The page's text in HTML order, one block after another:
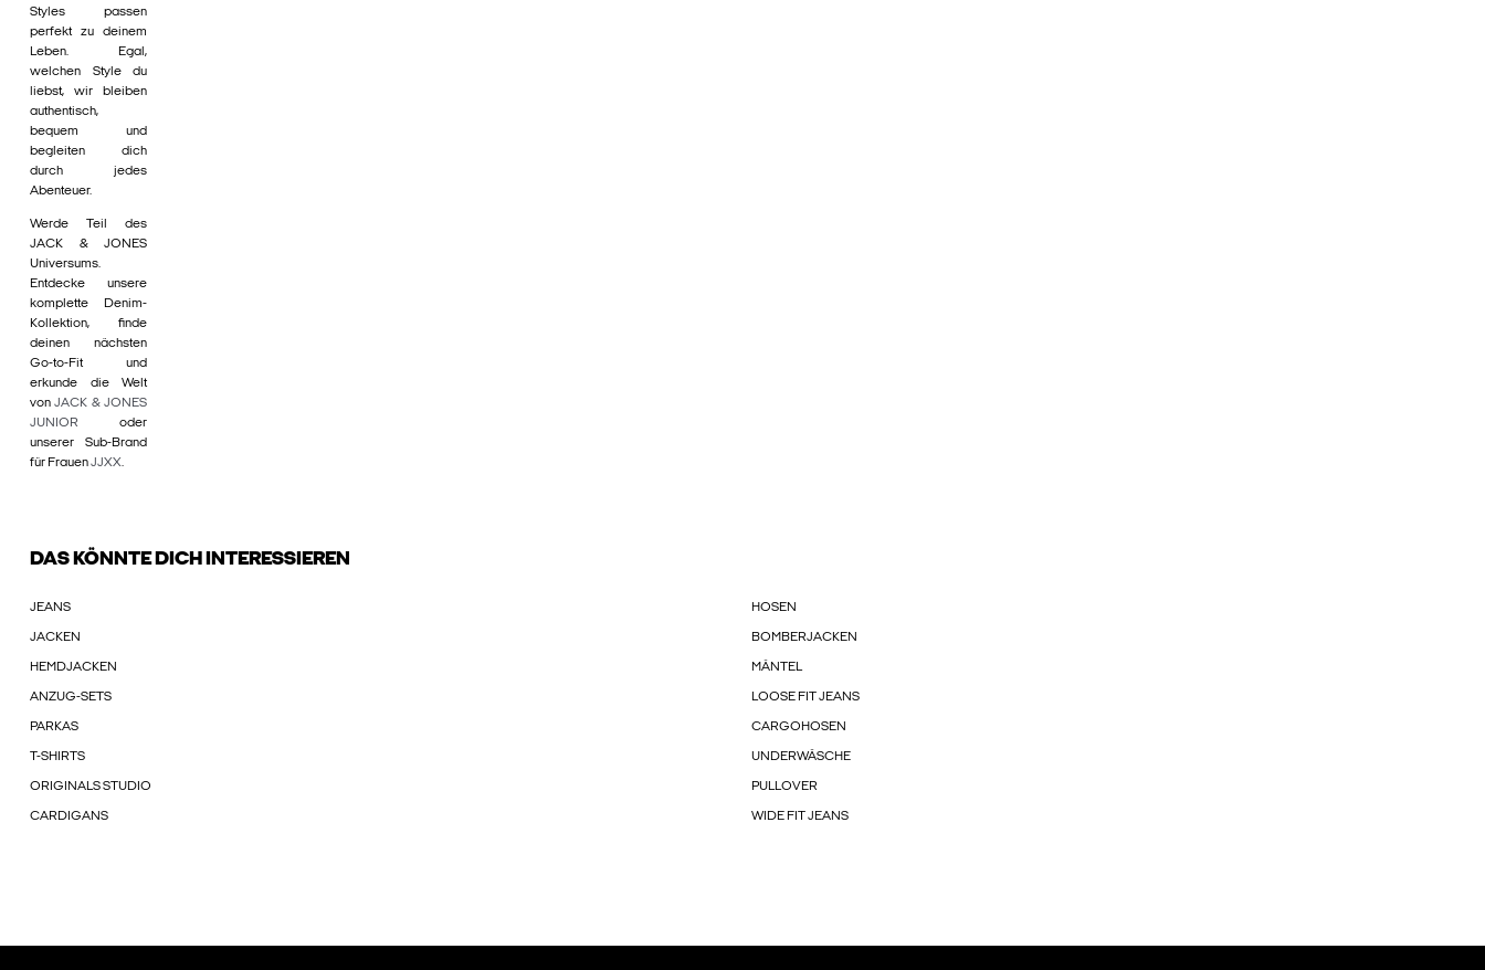
Styles passen
perfekt zu deinem
Leben. Egal,
welchen Style du
liebst, wir bleiben
authentisch,
bequem und
begleiten dich
durch jedes
Abenteuer.
Werde Teil des
JACK & JONES
Universums.
Entdecke unsere
komplette Denim-
Kollektion, finde
deinen nächsten
Go-to-Fit und
erkunde die Welt
vonJACK & JONES
JUNIOR oder
unserer Sub-Brand
für FrauenJJXX.
DAS KÖNNTE DICH INTERESSIEREN
JEANS HOSEN
JACKEN BOMBERJACKEN
HEMDJACKEN MÄNTEL
ANZUG-SETS LOOSE FIT JEANS
PARKAS CARGOHOSEN
T-SHIRTS UNDERWÄSCHE
ORIGINALS STUDIO PULLOVER
CARDIGANS WIDE FIT JEANS